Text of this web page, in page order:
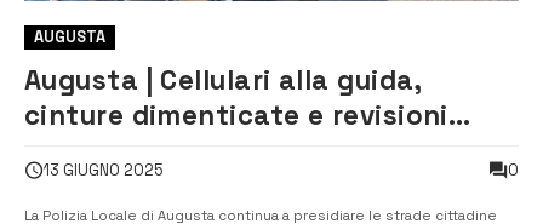
AUGUSTA
Augusta | Cellulari alla guida,
cinture dimenticate e revisioni
Polizia Locale
13 GIUGNO 2025 0
La Polizia Locale di Augusta continua a presidiare le strade cittadine